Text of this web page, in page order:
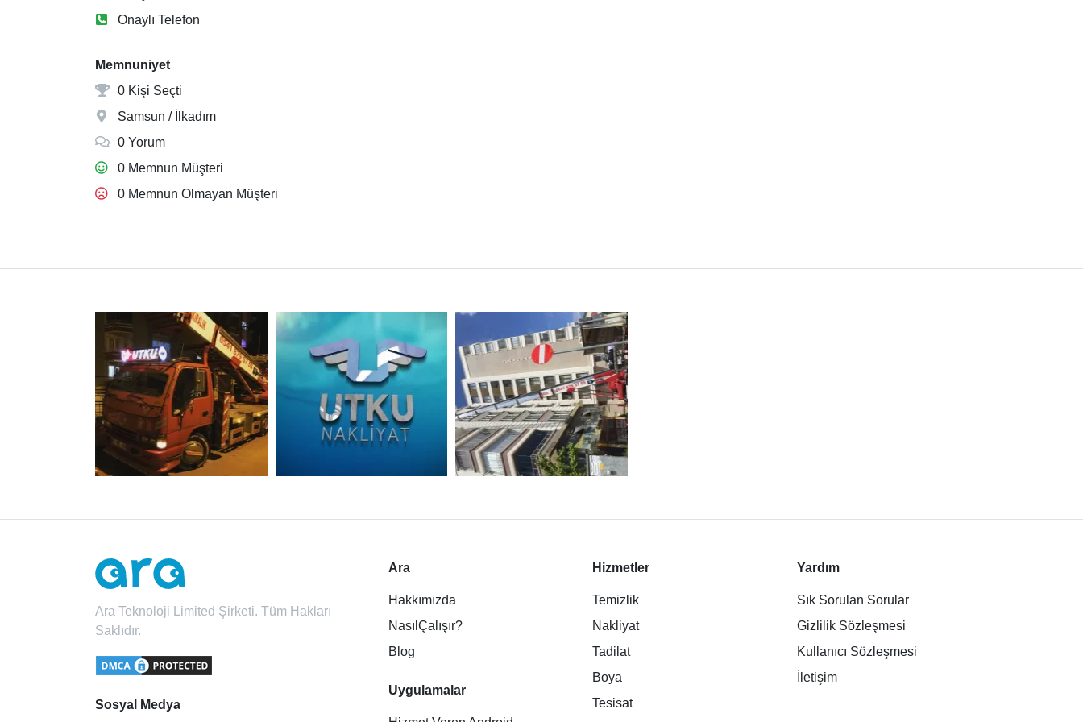
Onaylı Telefon
Memnuniyet
0 Kişi Seçti
Samsun / İlkadım
0 Yorum
0 Memnun Müşteri
0 Memnun Olmayan Müşteri
Ara Teknoloji Limited Şirketi. Tüm Hakları
Saklıdır.
Sosyal Medya
Ara
Hakkımızda
NasılÇalışır?
Blog
Uygulamalar
Hizmetler
Temizlik
Nakliyat
Tadilat
Boya
Tesisat
Yardım
Sık Sorulan Sorular
Gizlilik Sözleşmesi
Kullanıcı Sözleşmesi
İletişim